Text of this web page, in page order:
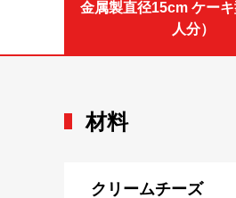
金属製直径15cm ケー
人分）
材料
クリームチーズ